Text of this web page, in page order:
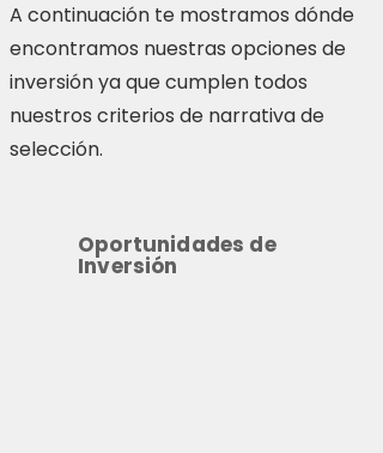
A continuación te mostramos dónde
encontramos nuestras opciones de
inversión ya que cumplen todos
nuestros criterios de narrativa de
selección.
Oportunidades de
Inversión